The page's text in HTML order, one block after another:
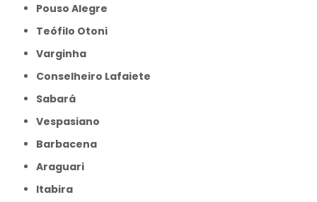
Pouso Alegre
Teófilo Otoni
Varginha
Conselheiro Lafaiete
Sabará
Vespasiano
Barbacena
Araguari
Itabira